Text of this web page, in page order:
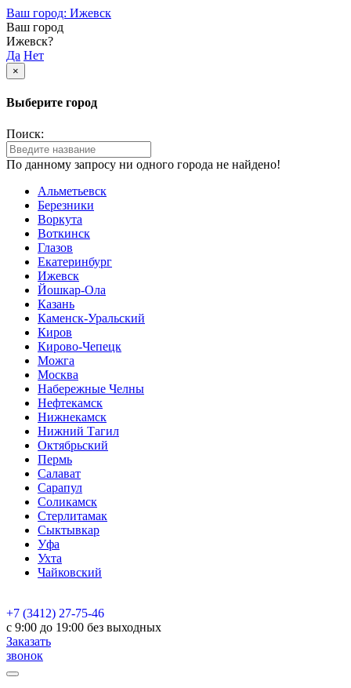
Ваш город: Ижевск
Ваш город
Ижевск?
Да Нет
×
Выберите город
Поиск:
По данному запросу ни одного города не найдено!
Альметьевск
Березники
Воркута
Воткинск
Глазов
Екатеринбург
Ижевск
Йошкар-Ола
Казань
Каменск-Уральский
Киров
Кирово-Чепецк
Можга
Москва
Набережные Челны
Нефтекамск
Нижнекамск
Нижний Тагил
Октябрьский
Пермь
Салават
Сарапул
Соликамск
Стерлитамак
Сыктывкар
Уфа
Ухта
Чайковский
+7 (3412) 27-75-46
c 9:00 до 19:00 без выходных
Заказать
звонок